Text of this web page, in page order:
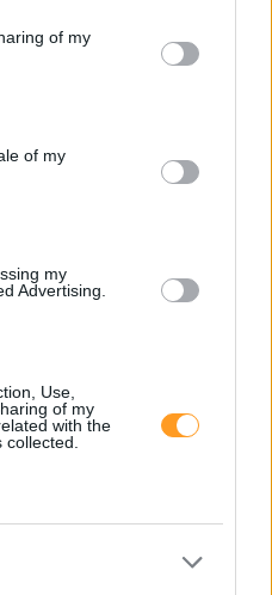
behaviour. You may click to
and its third-party tags to
purposes in below Google
of my
of my
my
Advertising.
Use,
of my
with the
do